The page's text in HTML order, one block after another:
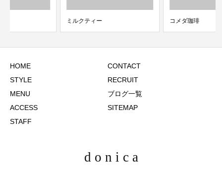
HOME
STYLE
MENU
ACCESS
STAFF
CONTACT
RECRUIT
ブログ一覧
SITEMAP
d o n i c a